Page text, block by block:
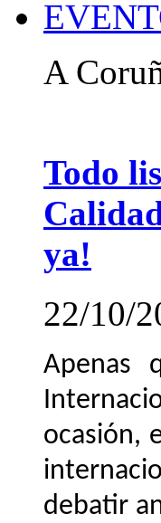
A
Todo
ya!
22/10/
Apenas
ocasión,
debatir